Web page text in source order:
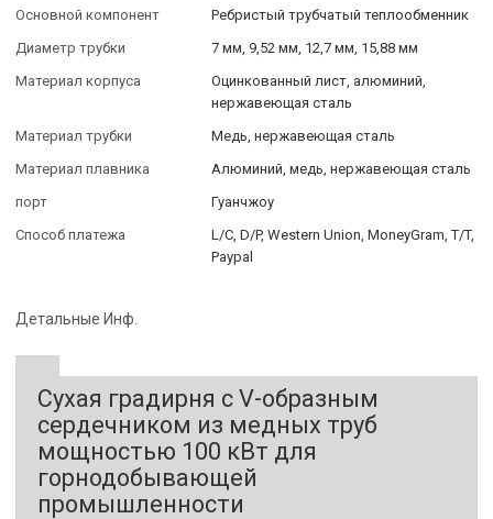
Основной компонент
Ребристый трубчатый теплообменник
Диаметр трубки
7 мм, 9,52 мм, 12,7 мм, 15,88 мм
Материал корпуса
Оцинкованный лист, алюминий,
нержавеющая сталь
Материал трубки
Медь, нержавеющая сталь
Материал плавника
Алюминий, медь, нержавеющая сталь
порт
Гуанчжоу
Способ платежа
L/C, D/P, Western Union, MoneyGram, T/T,
Paypal
Детальные Инф.
Сухая градирня с V-образным
сердечником из медных труб
мощностью 100 кВт для
горнодобывающей
промышленности